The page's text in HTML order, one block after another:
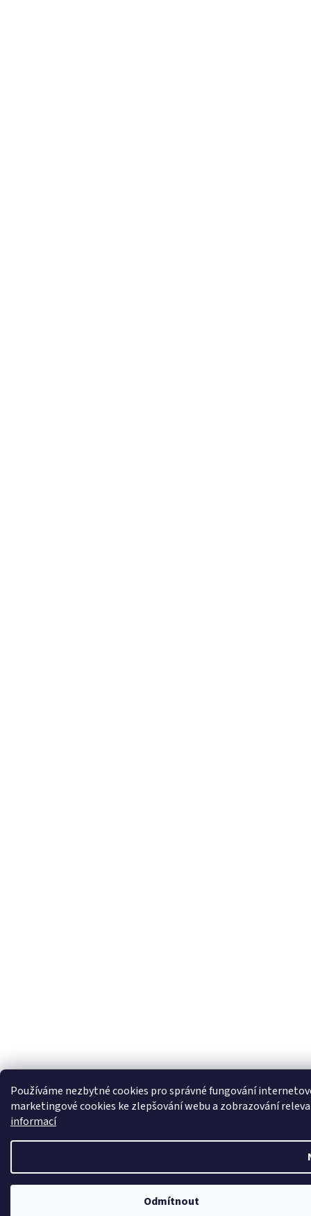
Používáme nezbytné cookies pro správné fungování
marketingové cookies ke zlepšování webu a zobrazování
informací
Odmítnout